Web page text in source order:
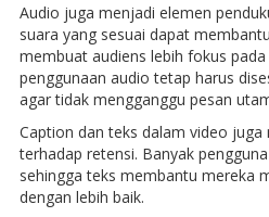
Audio juga menjadi elemen
suara yang sesuai dapat
membuat audiens lebih fokus
penggunaan audio tetap harus
agar tidak mengganggu pesan
Caption dan teks dalam video
terhadap retensi. Banyak
sehingga teks membantu mereka
dengan lebih baik.